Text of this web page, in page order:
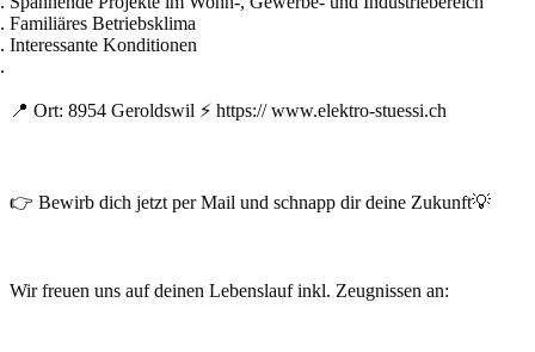
Familiäres Betriebsklima
Interessante Konditionen
📍 Ort: 8954 Geroldswil ⚡ https:// www.elektro-stuessi.ch
👉 Bewirb dich jetzt per Mail und schnapp dir deine Zukunft💡
Wir freuen uns auf deinen Lebenslauf inkl. Zeugnissen an: